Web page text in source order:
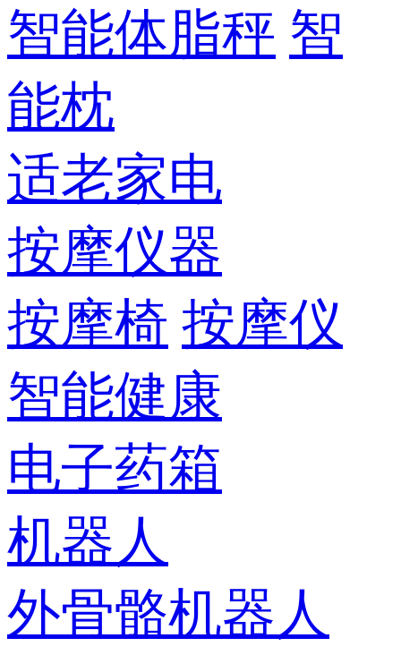
智能体脂秤 智
能枕
适老家电
按摩仪器
按摩椅 按摩仪
智能健康
电子药箱
机器人
外骨骼机器人